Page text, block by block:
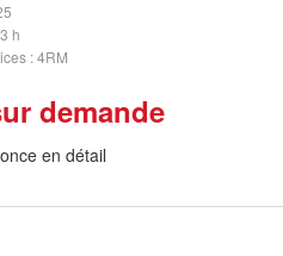
h
4RM
demande
en détail